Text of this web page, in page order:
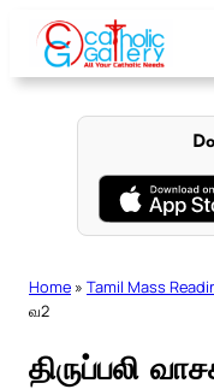
content
Home » Tamil Mass
வ2
திருப்பலி